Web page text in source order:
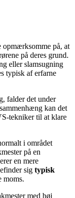
på, at
på deres grund.
eller slamsugning
typisk af erfarne
falder det under
kan det
tekniker til at klare
i området
på en
en mere
sig typisk
moms.
med høj